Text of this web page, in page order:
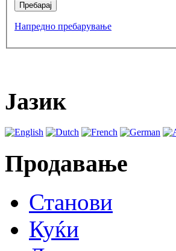
Напредно пребарување
Јазик
Продавање
Станови
Куќи